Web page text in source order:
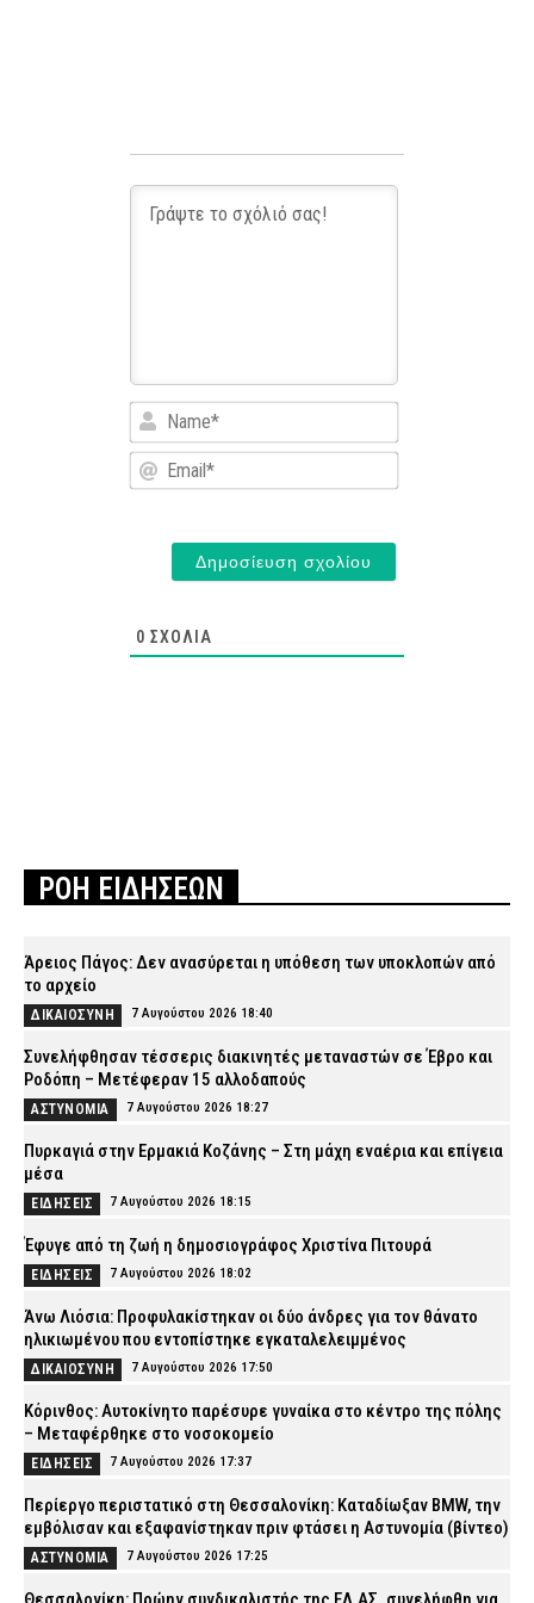
Name*
Email*
0 ΣΧΌΛΙΑ
ΡΟΗ ΕΙΔΗΣΕΩΝ
Άρειος Πάγος: Δεν ανασύρεται η υπόθεση των υποκλοπών από
το αρχείο
ΔΙΚΑΙΟΣΥΝΗ 7 Αυγούστου 2026 18:40
Συνελήφθησαν τέσσερις διακινητές μεταναστών σε Έβρο και
Ροδόπη – Μετέφεραν 15 αλλοδαπούς
ΑΣΤΥΝΟΜΙΑ 7 Αυγούστου 2026 18:27
Πυρκαγιά στην Ερμακιά Κοζάνης – Στη μάχη εναέρια και επίγεια
μέσα
ΕΙΔΗΣΕΙΣ 7 Αυγούστου 2026 18:15
Έφυγε από τη ζωή η δημοσιογράφος Χριστίνα Πιτουρά
ΕΙΔΗΣΕΙΣ 7 Αυγούστου 2026 18:02
Άνω Λιόσια: Προφυλακίστηκαν οι δύο άνδρες για τον θάνατο
ηλικιωμένου που εντοπίστηκε εγκαταλελειμμένος
ΔΙΚΑΙΟΣΥΝΗ 7 Αυγούστου 2026 17:50
Κόρινθος: Αυτοκίνητο παρέσυρε γυναίκα στο κέντρο της πόλης
– Μεταφέρθηκε στο νοσοκομείο
ΕΙΔΗΣΕΙΣ 7 Αυγούστου 2026 17:37
Περίεργο περιστατικό στη Θεσσαλονίκη: Καταδίωξαν BMW, την
εμβόλισαν και εξαφανίστηκαν πριν φτάσει η Αστυνομία (βίντεο)
ΑΣΤΥΝΟΜΙΑ 7 Αυγούστου 2026 17:25